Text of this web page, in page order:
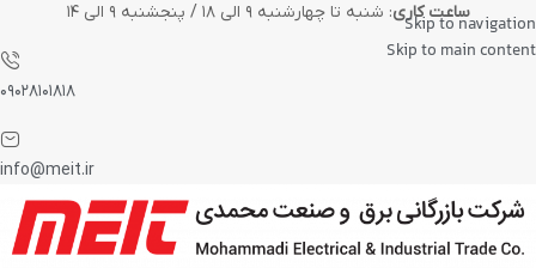
Skip to navigation
Skip to main content
ساعت کاری: شنبه تا چهارشنبه ۹ الی ۱۸ / پنجشنبه ۹ الی ۱۴
۰۹۰۲۸۱۰۱۸۱۸
info@meit.ir